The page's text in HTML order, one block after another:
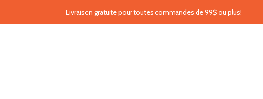
Livraison gratuite pour toutes commandes de 99$ ou plus!